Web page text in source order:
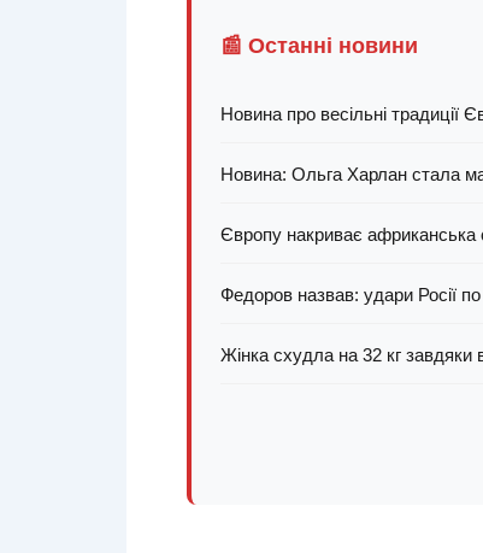
📰 Останні новини
Новина про весільні традиції
Новина: Ольга Харлан стала
Європу накриває африканська
Федоров назвав: удари Росії
Жінка схудла на 32 кг завдяки